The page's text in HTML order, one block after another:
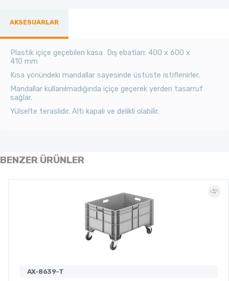
AKSESUARLAR
Plastik içiçe geçebilen kasa Dış ebatları: 400 x 600 x
410 mm
Kısa yönündeki mandallar sayesinde üstüste istiflenirler.
Mandallar kullanılmadığında içiçe geçerek yerden tasarruf
sağlar.
Yülselte teraslıdır. Altı kapalı ve delikli olabilir.
BENZER ÜRÜNLER
AX-8639-T